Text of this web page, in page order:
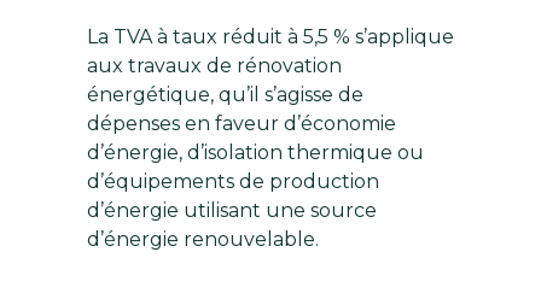
La TVA à taux réduit à 5,5 % s’applique
aux travaux de rénovation
énergétique, qu’il s’agisse de
dépenses en faveur d’économie
d’énergie, d’isolation thermique ou
d’équipements de production
d’énergie utilisant une source
d’énergie renouvelable.